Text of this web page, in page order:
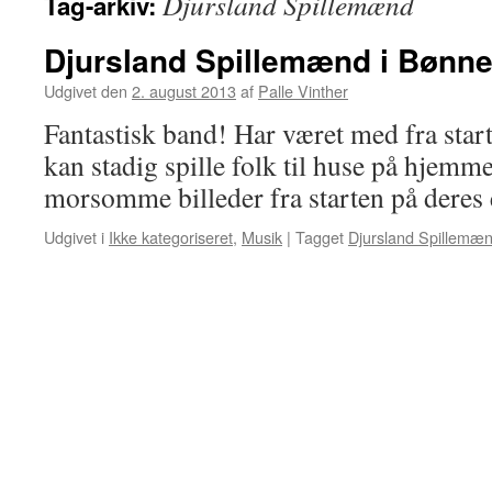
Djursland Spillemænd i
Udgivet den 2. august 2013 af Palle Vinther
Fantastisk band! Har været med fra
kan stadig spille folk til huse på
morsomme billeder fra starten på deres
Udgivet i Ikke kategoriseret, Musik | Tagget Djursland